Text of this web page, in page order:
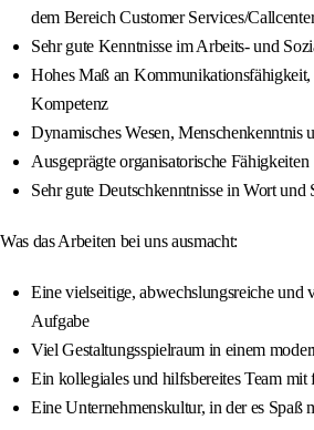
dem Bereich Customer Services/
Sehr gute Kenntnisse im Arbeits- und
Hohes Maß an
Kompetenz
Dynamisches Wesen, Menschenkenntnis
Ausgeprägte organisatorische Fähigkeiten
Sehr gute Deutschkenntnisse in Wort und
Was das Arbeiten bei uns ausmacht:
Eine vielseitige, abwechslungsreiche und
Aufgabe
Viel Gestaltungsspielraum in einem
Ein kollegiales und hilfsbereites Team mit
Eine Unternehmenskultur, in der es Spaß